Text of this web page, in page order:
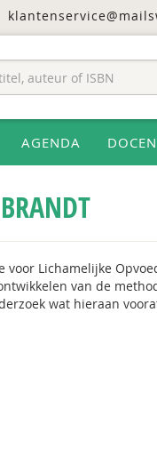
AGENDA
Lichamelijke
van de
wat hieraan